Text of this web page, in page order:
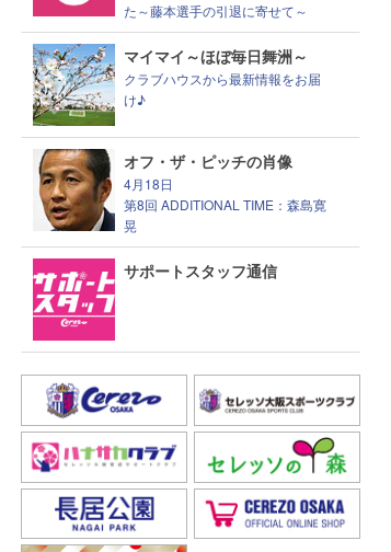
た～藤本選手の引退に寄せて～
マイマイ～ほぼ毎日舞洲～
クラブハウスから最新情報をお届
け♪
オフ・ザ・ピッチの肖像
4月18日
第8回 ADDITIONAL TIME：森島寛
晃
サポートスタッフ通信